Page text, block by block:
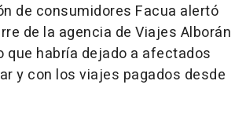
de consumidores Facua alertó
de la agencia de Viajes Alborán
que habría dejado a afectados
y con los viajes pagados desde